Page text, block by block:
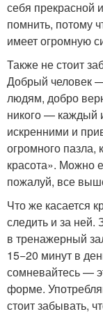
себя прекрасной
помнить, потому
имеет огромную
Также не стоит
Добрый человек
людям, добро
никого — каждый
искренними и
огромного пазла,
красота». Можно
пожалуй, все
Что же касается
следить и за ней.
в тренажерный
15−20 минут в
сомневайтесь —
форме.
стоит забывать,